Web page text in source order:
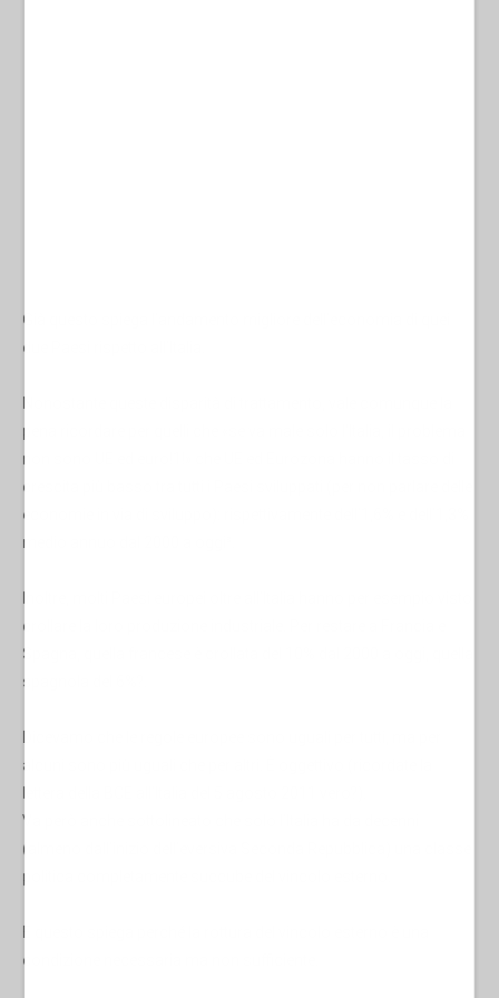
Già questo spiega l’andamento migliore dell’economia di quei
due Paesi rispetto all’Italia.
pena ricordare per quelli che «se va male solo l'Italia, il problema
non sono UE ed euro!1!» che UE ed Eurozona hanno il tasso di
crescita più basso tra tutti i Paesi sviluppati (per non parlare delle
economie in via di sviluppo): rispettivamente dell’1,6% e dell’1,3%
medio annuo dal 2000 a oggi³.
crollare la loro produzione industriale. Per restare a Francia e
Spagna, quella francese è crollata del 10% dal 2000 a oggi, quella
spagnola del 6%?.
alcuni sono più uguali che per altri. È oggettivo (ricordate la
Va però anche sottolineato che solo l’Italia ha da decenni
(almeno dall’inizio dell’eversiva Seconda Repubblica) una classe
politica completamente succube del vincolo esterno.
condizione necessaria ma non sufficiente.